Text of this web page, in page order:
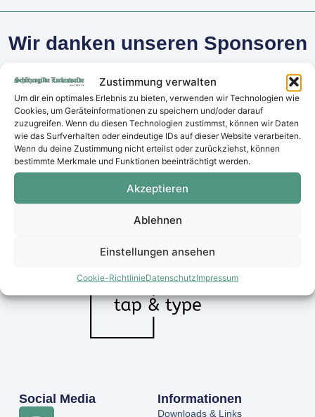
Zustimmung verwalten
Um dir ein optimales Erlebnis zu bieten, verwenden wir Technologien wie
Cookies, um Geräteinformationen zu speichern und/oder darauf
zuzugreifen. Wenn du diesen Technologien zustimmst, können wir Daten
wie das Surfverhalten oder eindeutige IDs auf dieser Website verarbeiten.
Wenn du deine Zustimmung nicht erteilst oder zurückziehst, können
bestimmte Merkmale und Funktionen beeinträchtigt werden.
Akzeptieren
Ablehnen
Einstellungen ansehen
Cookie-RichtlinieDatenschutzImpressum
Wir danken unseren Sponsoren
Social Media Informationen
Downloads & Links